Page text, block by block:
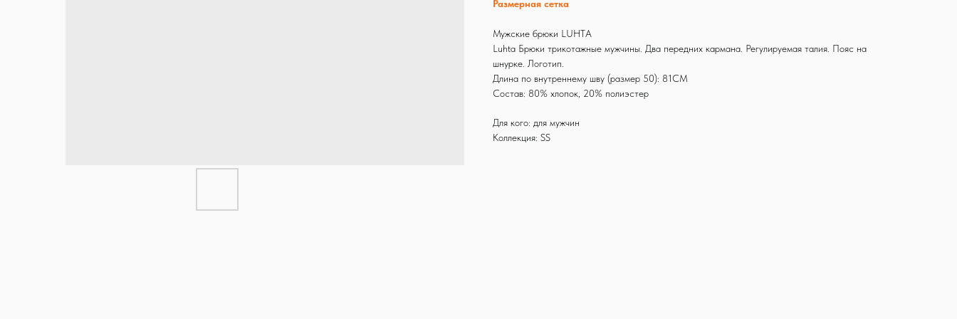
Размерная сетка
Мужские брюки LUHTA
Luhta Брюки трикотажные мужчины. Два передних кармана. Регулируемая талия. Пояс на
шнурке. Логотип.
Длина по внутреннему шву (размер 50): 81CM
Состав: 80% хлопок, 20% полиэстер
Для кого: для мужчин
Коллекция: SS